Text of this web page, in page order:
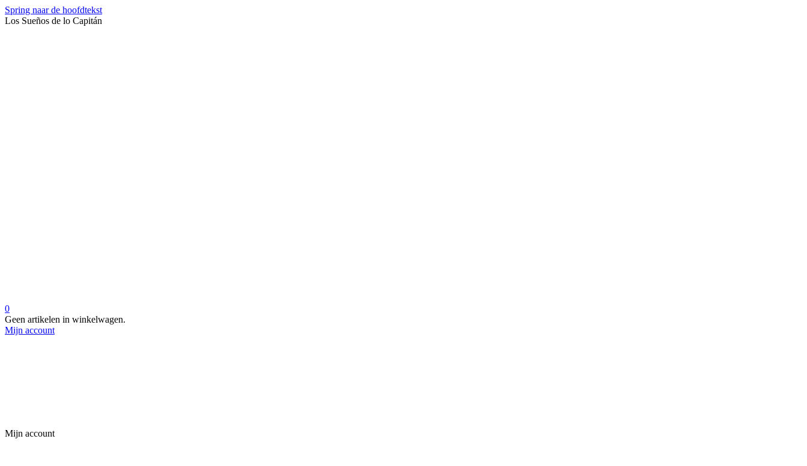
Spring naar de hoofdtekst
Los Sueños de lo Capitán
0
Geen artikelen in winkelwagen.
Mijn account
Mijn account